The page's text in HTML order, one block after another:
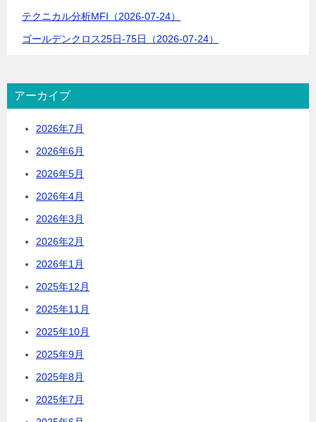
テクニカル分析MFI（2026-07-24）
ゴールデンクロス25日-75日（2026-07-24）
アーカイブ
2026年7月
2026年6月
2026年5月
2026年4月
2026年3月
2026年2月
2026年1月
2025年12月
2025年11月
2025年10月
2025年9月
2025年8月
2025年7月